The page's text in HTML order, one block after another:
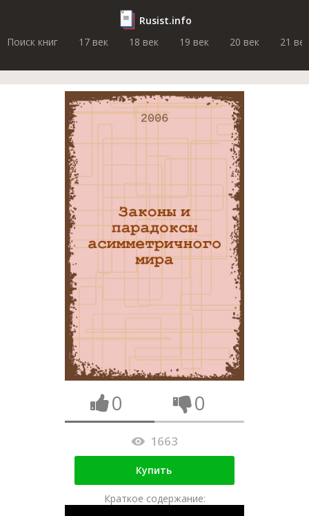
Rusist.info
Поиск книг
17 век 18 век 19 век 20 век 21 век
0 0
1663
Купить
Краткое содержание: